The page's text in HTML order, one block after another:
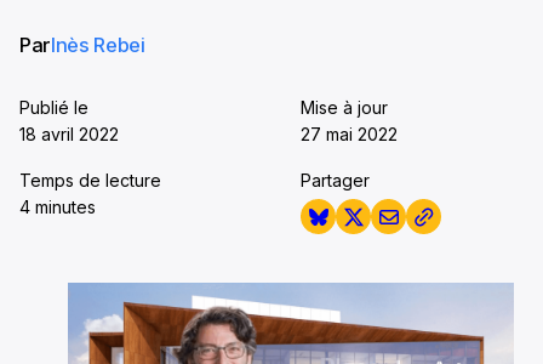
ParInès Rebei
Publié le
18 avril 2022
Mise à jour
27 mai 2022
Temps de lecture
4 minutes
Partager